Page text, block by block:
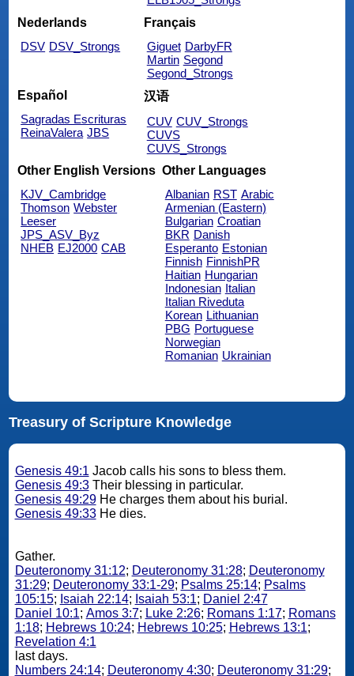
Nederlands
DSV DSV_Strongs
Français
Giguet DarbyFR
Martin Segond
Segond_Strongs
Español
Sagradas Escrituras
ReinaValera JBS
汉语
CUV CUV_Strongs
CUVS
CUVS_Strongs
Other English Versions
KJV_Cambridge
Thomson Webster
Leeser
JPS_ASV_Byz
NHEB EJ2000 CAB
Other Languages
Albanian RST Arabic
Armenian (Eastern)
Bulgarian Croatian
BKR Danish
Esperanto Estonian
Finnish FinnishPR
Haitian Hungarian
Indonesian Italian
Italian Riveduta
Korean Lithuanian
PBG Portuguese
Norwegian
Romanian Ukrainian
Treasury of Scripture Knowledge
Genesis 49:1 Jacob calls his sons to bless them.
Genesis 49:3Their blessing in particular.
Genesis 49:29He charges them about his burial.
Genesis 49:33He dies.
Gather.
Deuteronomy 31:12; Deuteronomy 31:28; Deuteronomy
31:29; Deuteronomy 33:1-29; Psalms 25:14; Psalms
105:15; Isaiah 22:14; Isaiah 53:1; Daniel 2:47
Daniel 10:1; Amos 3:7; Luke 2:26; Romans 1:17; Romans
1:18; Hebrews 10:24; Hebrews 10:25; Hebrews 13:1;
Revelation 4:1
last days.
Numbers 24:14; Deuteronomy 4:30; Deuteronomy 31:29;